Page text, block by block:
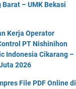
Barat – UMK Bekasi
Kerja Operator
PT Nishinihon
Indonesia Cikarang –
2026
File PDF Online di